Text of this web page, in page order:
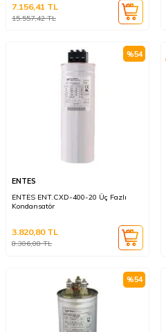
15.557,42TL
7.156,41 TL
%54
ENTES
ENTES ENT.CXD-400-20 Üç Fazlı
Kondansatör
8.306,08TL
3.820,80TL
%54